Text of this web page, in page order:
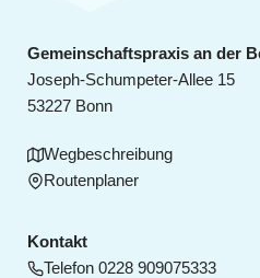
Gemeinschaftspraxis an der
Joseph-Schumpeter-Allee 15
53227 Bonn
Wegbeschreibung
Routenplaner
Kontakt
Telefon 0228 909075333